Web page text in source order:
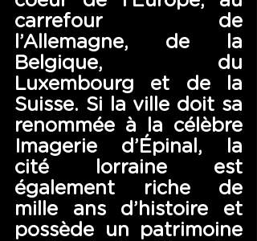
carrefour de
l’Allemagne, de la
Belgique, du
Luxembourg et de la
Suisse. Si la ville doit sa
renommée à la célèbre
Imagerie d’Épinal, la
cité lorraine est
également riche de
mille ans d’histoire et
possède un patrimoine